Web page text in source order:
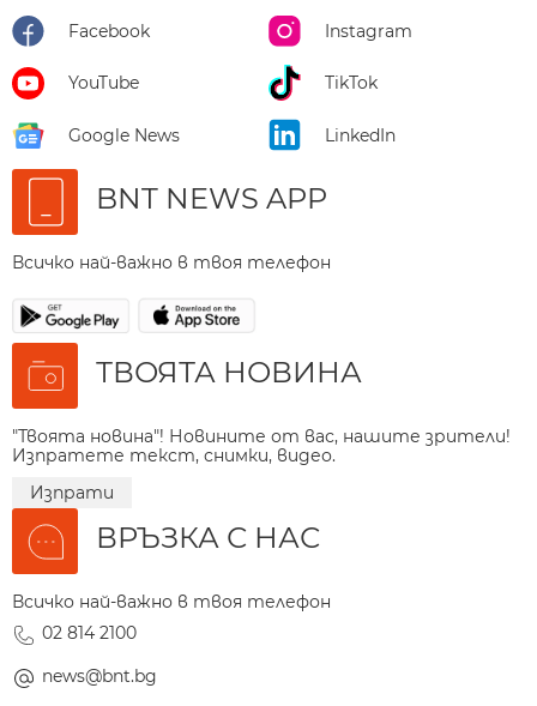
Facebook Instagram
YouTube TikTok
Google News LinkedIn
BNT NEWS APP
Всичко най-важно в твоя телефон
ТВОЯТА НОВИНА
"Твоята новина"! Новините от вас, нашите зрители!
Изпратете текст, снимки, видео.
Изпрати
ВРЪЗКА С НАС
Всичко най-важно в твоя телефон
02 814 2100
news@bnt.bg